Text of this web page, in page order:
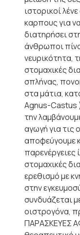
ιστορικοί
καρπους για
διατηρήσει
άνθρωποι
νευρικότητα,
στομαχικές
σπλήνας,
στα μάτια,
Agnus-Castus
την
αγωγή για τις
αποφεύγουμε
παρενέργειες
στομαχικές
ερεθισμό με
στην
συνδυάζεται
οιστρογόνα,
ΠΑΡΑΣΚΕΥΕΣ